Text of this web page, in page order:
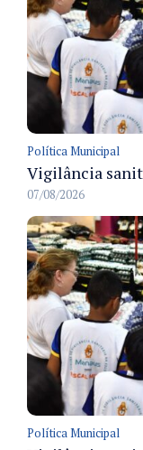
Política Municipal
07/08/2026
Política Municipal